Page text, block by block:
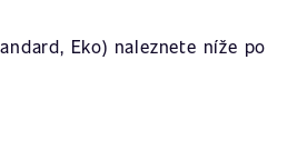
Eko) naleznete níže po